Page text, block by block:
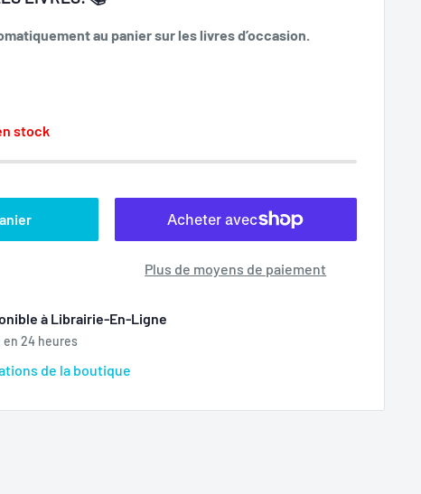
au panier sur les livres d’occasion.
stock
Plus de moyens de paiement
à Librairie-En-Ligne
24 heures
de la boutique